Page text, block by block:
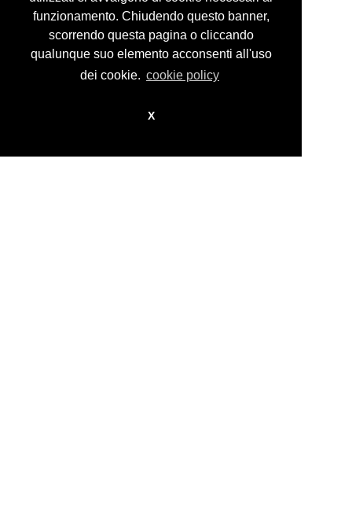
funzionamento. Chiudendo questo banner,
scorrendo questa pagina o cliccando
qualunque suo elemento acconsenti all'uso
dei cookie. cookie policy
X
© guidocosta projects 2016 - 2026
design bynikita workstation web_sign